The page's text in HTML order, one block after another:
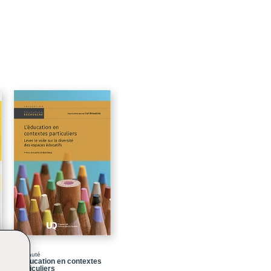
Nouveauté
L’éducation en contextes
particuliers